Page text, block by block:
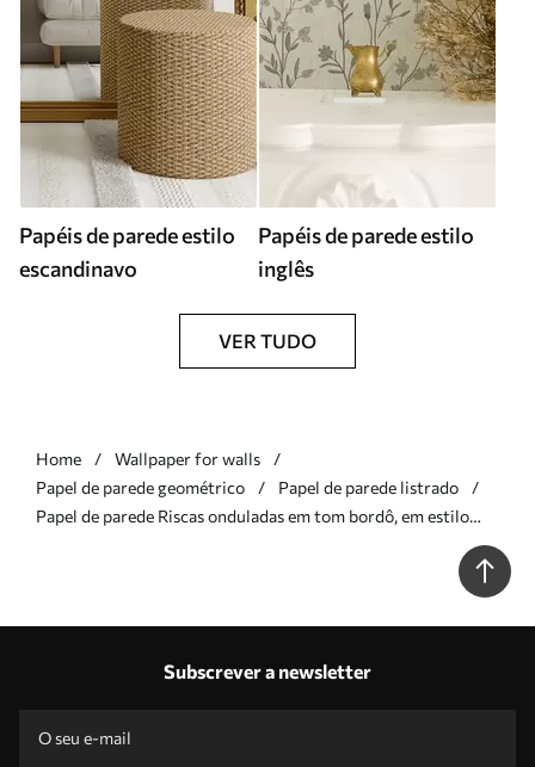
Papéis de parede estilo
escandinavo
Papéis de parede estilo
inglês
VER TUDO
Home
Wallpaper for walls
Papel de parede geométrico
Papel de parede listrado
Papel de parede Riscas onduladas em tom bordô, em estilo
Subscrever a newsletter